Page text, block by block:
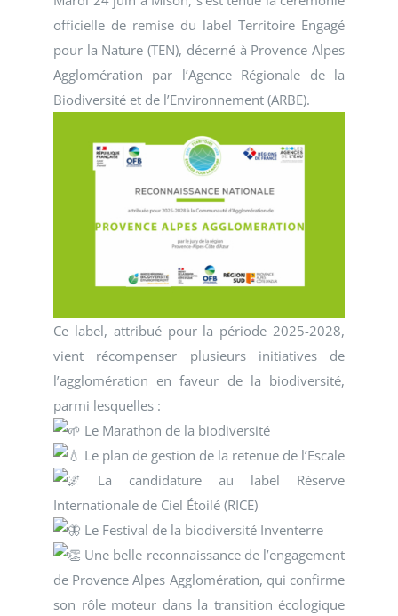
officielle de remise du label Territoire Engagé
pour la Nature (TEN), décerné à Provence Alpes
Agglomération par l’Agence Régionale de la
Biodiversité et de l’Environnement (ARBE).
Ce label, attribué pour la période 2025-2028,
vient récompenser plusieurs initiatives de
l’agglomération en faveur de la biodiversité,
parmi lesquelles :
Le Marathon de la biodiversité
Le plan de gestion de la retenue de l’Escale
La candidature au label Réserve
Internationale de Ciel Étoilé (RICE)
Le Festival de la biodiversité Inventerre
Une belle reconnaissance de l’engagement
de Provence Alpes Agglomération, qui confirme
son rôle moteur dans la transition écologique